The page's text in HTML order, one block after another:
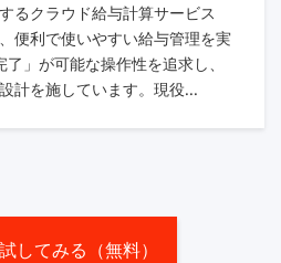
るクラウド給与計算サービス
便利で使いやすい給与管理を実
」が可能な操作性を追求し、
計を施しています。現役...
してみる（無料）